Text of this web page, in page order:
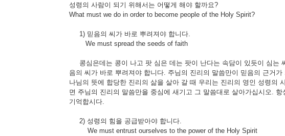
성령의 사람이 되기 위해서는 어떻게 해야 할까요?
What must we do in order to become people of the Holy Spirit?
1) 믿음의 씨가 바로 뿌려져야 합니다.
We must spread the seeds of faith
콩심은데는 콩이 나고 팟 심은 데는 팟이 난다는 속담이 있듯이 심는
음의 씨가 바로 뿌려져야 합니다. 주님의 진리의 말씀만이 믿음의 근거
나님의 뜻에 합당한 진리의 삶을 살아 갈 때 우리는 진리의 영인 성령
면 주님의 진리의 말씀만을 중심에 새기고 그 말씀대로 살아가십시오.
기억합시다.
2) 성령의 힘을 공급받아야 합니다.
We must entrust ourselves to the power of the Holy Spirit